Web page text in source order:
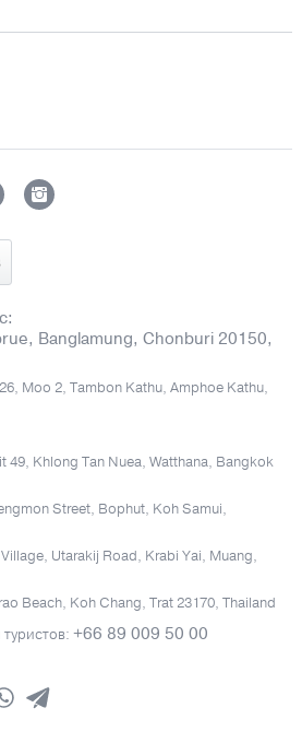
Banglamung, Chonburi 20150,
Moo 2, Tambon Kathu, Amphoe Kathu,
49, Khlong Tan Nuea, Watthana, Bangkok
Street, Bophut, Koh Samui,
Utarakij Road, Krabi Yai, Muang,
Beach, Koh Chang, Trat 23170, Thailand
+66 89 009 50 00